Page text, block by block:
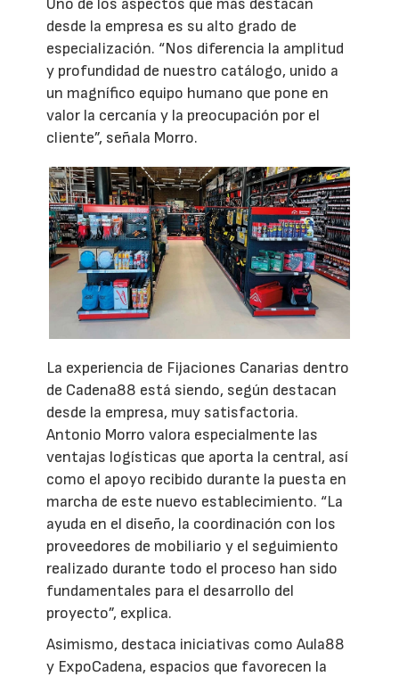
Uno de los aspectos que más destacan
desde la empresa es su alto grado de
especialización. “Nos diferencia la amplitud
y profundidad de nuestro catálogo, unido a
un magnífico equipo humano que pone en
valor la cercanía y la preocupación por el
cliente”, señala Morro.
La experiencia de Fijaciones Canarias dentro
de Cadena88 está siendo, según destacan
desde la empresa, muy satisfactoria.
Antonio Morro valora especialmente las
ventajas logísticas que aporta la central, así
como el apoyo recibido durante la puesta en
marcha de este nuevo establecimiento. “La
ayuda en el diseño, la coordinación con los
proveedores de mobiliario y el seguimiento
realizado durante todo el proceso han sido
fundamentales para el desarrollo del
proyecto”, explica.
Asimismo, destaca iniciativas como Aula88
y ExpoCadena, espacios que favorecen la